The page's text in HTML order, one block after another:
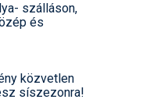
szálláson,
és
közvetlen
síszezonra!